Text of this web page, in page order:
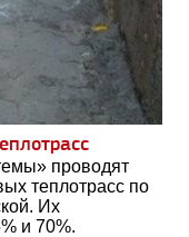
проводят
теплотрасс по
Их
и 70%.